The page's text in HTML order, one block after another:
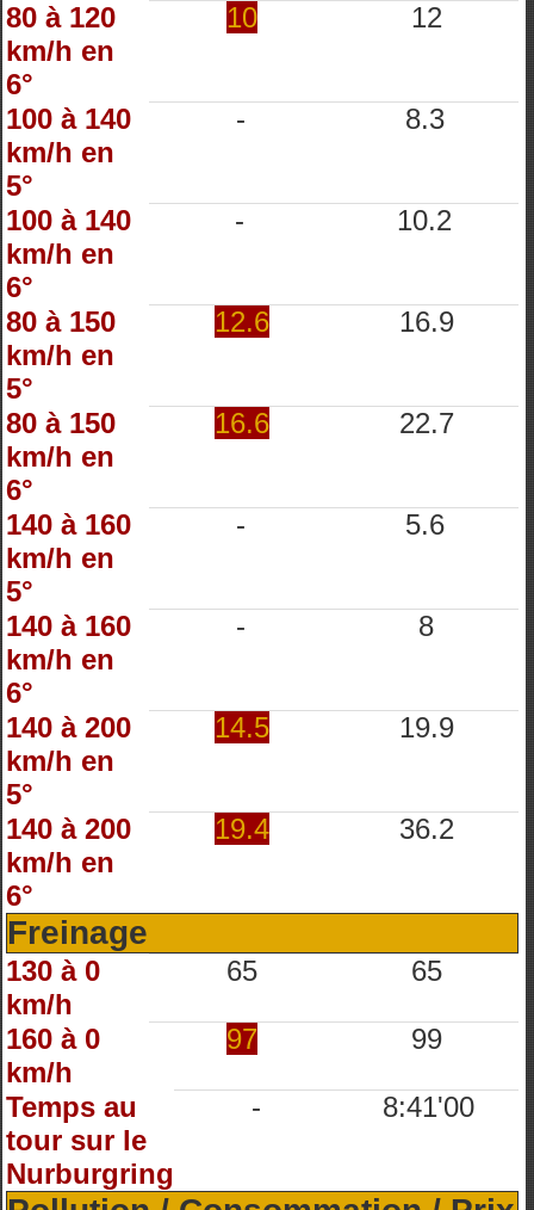
80 à 120
km/h en
6°
10 12
100 à 140
km/h en
5°
- 8.3
100 à 140
km/h en
6°
- 10.2
80 à 150
km/h en
5°
12.6 16.9
80 à 150
km/h en
6°
16.6 22.7
140 à 160
km/h en
5°
- 5.6
140 à 160
km/h en
6°
- 8
140 à 200
km/h en
5°
14.5 19.9
140 à 200
km/h en
6°
19.4 36.2
Freinage
130 à 0
km/h
65 65
160 à 0
km/h
97 99
Temps au
tour sur le
Nurburgring
- 8:41'00